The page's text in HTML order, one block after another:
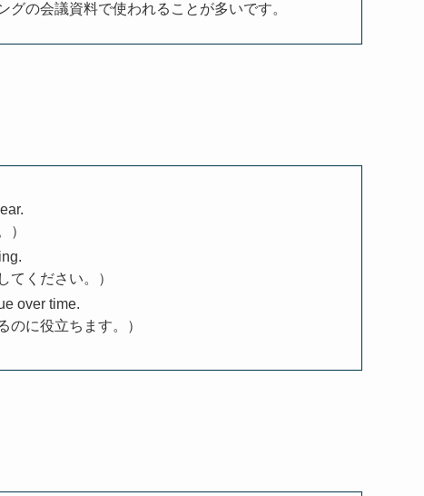
の会議資料で使われることが多いです。
）
てください。）
over time.
のに役立ちます。）